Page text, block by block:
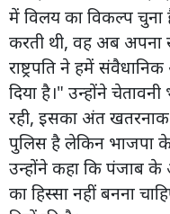
में विलय का विकल्प चुना
करती थी, वह अब अपना
राष्ट्रपति ने हमें
दिया है।" उन्होंने
रही, इसका अंत
पुलिस है लेकिन भाजपा के
उन्होंने कहा कि पंजाब
का हिस्सा नहीं बनना